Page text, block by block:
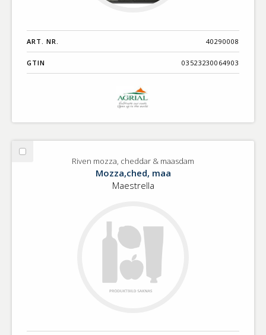
ART. NR. 40290008
GTIN 03523230064903
Välj
Riven mozza, cheddar & maasdam
Mozza,ched, maa
Maestrella